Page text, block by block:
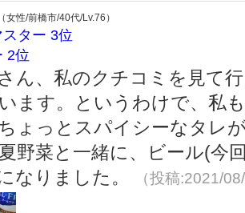
女性/前橋市/40代/Lv.76）
ター 3位
2位
ん、私のクチコミを見て
ます。というわけで、私
ょっとスパイシーなタレ
野菜と一緒に、ビール(今
なりました。
（投稿:2021/